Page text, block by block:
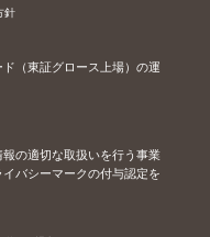
針
（東証グロース上場）の運
の適切な取扱いを行う事業
バシーマークの付与認定を